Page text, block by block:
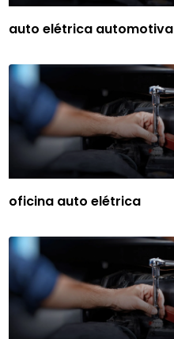
auto elétrica automotiva
oficina auto elétrica